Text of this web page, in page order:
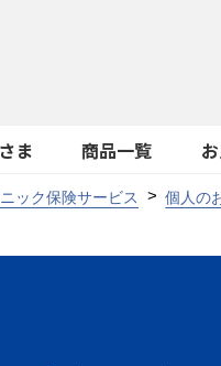
ま 商品一覧
ック保険サービス 個人の